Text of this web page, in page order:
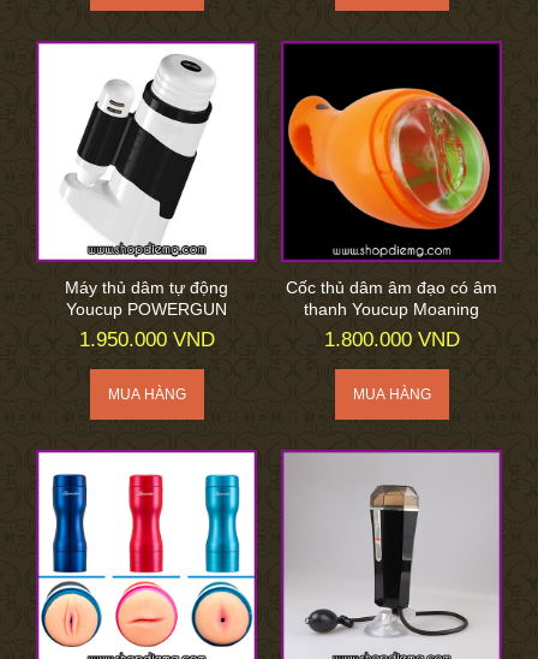
Máy thủ dâm tự động
Youcup POWERGUN
1.950.000 VND
Cốc thủ dâm âm đạo có âm
thanh Youcup Moaning
1.800.000 VND